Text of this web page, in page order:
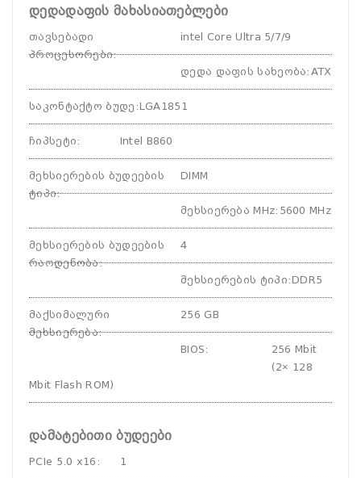
დედადაფის მახასიათებლები
თავსებადი
პროცესორები:
intel Core Ultra 5/7/9
დედა დაფის სახეობა: ATX
საკონტაქტო ბუდე :LGA1851
ჩიპსეტი: Intel B860
მეხსიერების ბუდეების
ტიპი:
DIMM
მეხსიერება MHz: 5600 MHz
მეხსიერების ბუდეების
რაოდენობა:
4
მეხსიერების ტიპი:DDR5
მაქსიმალური
მეხსიერება:
256 GB
BIOS:
256 Mbit
(2× 128
Mbit Flash ROM)
დამატებითი ბუდეები
PCIe 5.0 x16 : 1